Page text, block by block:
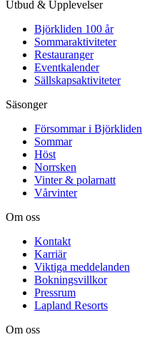
Utbud & Upplevelser
Björkliden 100 år
Sommaraktiviteter
Restauranger
Eventkalender
Sällskapsaktiviteter
Säsonger
Försommar i Björkliden
Sommar
Höst
Norrsken
Vinter & polarnatt
Vårvinter
Om oss
Kontakt
Karriär
Viktiga meddelanden
Bokningsvillkor
Pressrum
Lapland Resorts
Om oss